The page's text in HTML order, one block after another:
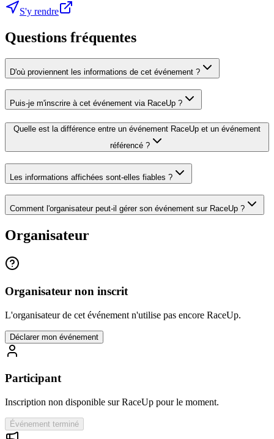
S'y rendre
Questions fréquentes
D'où proviennent les informations de cet événement ?
Puis-je m'inscrire à cet événement via RaceUp ?
Quelle est la différence entre un événement RaceUp et un événement
référencé ?
Les informations affichées sont-elles fiables ?
Comment l'organisateur peut-il gérer son événement sur RaceUp ?
Organisateur
Organisateur non inscrit
L'organisateur de cet événement n'utilise pas encore RaceUp.
Déclarer mon événement
Participant
Inscription non disponible sur RaceUp pour le moment.
Événement terminé